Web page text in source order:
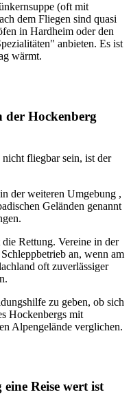
(oft mit
dem Fliegen sind quasi
in Hardheim oder den
anbieten. Es ist
wärmt.
Hockenberg
fliegbar sein, ist der
der weiteren Umgebung ,
Geländen genannt
Rettung. Vereine in der
an, wenn am
oft zuverlässiger
zu geben, ob sich
Hockenbergs mit
Alpengelände verglichen.
Reise wert ist